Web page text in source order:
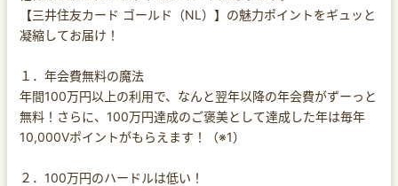
【三井住友カード ゴールド（NL）】の魅力ポイントをギュッと
凝縮してお届け！
１．年会費無料の魔法
年間100万円以上の利用で、なんと翌年以降の年会費がずーっと
無料！さらに、100万円達成のご褒美として達成した年は毎年
10,000Vポイントがもらえます！（※1）
２．100万円のハードルは低い！